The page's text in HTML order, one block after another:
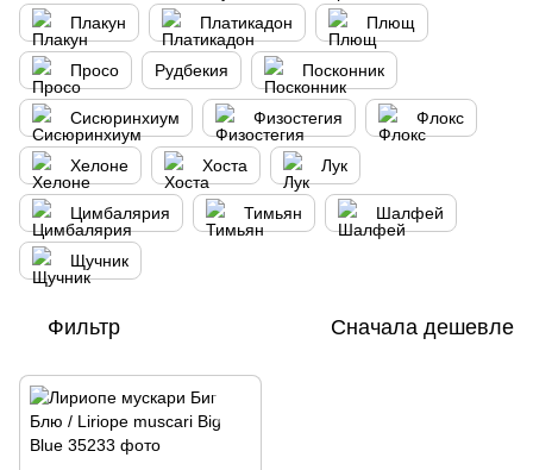
Плакун Платикадон Плющ
Просо Рудбекия Посконник
Сисюринхиум Физостегия Флокс
Хелоне Хоста Лук
Цимбалярия Тимьян Шалфей
Щучник
Фильтр Сначала дешевле